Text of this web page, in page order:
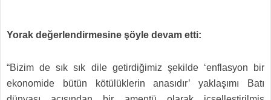
Yorak değerlendirmesine şöyle devam etti:
“Bizim de sık sık dile getirdiğimiz şekilde ‘enflasyon bir
ekonomide bütün kötülüklerin anasıdır’ yaklaşımı Batı